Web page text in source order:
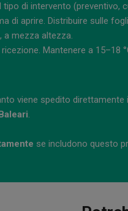
tipo di intervento
di aprire. Distribuire sulle
a mezza altezza.
Mantenere a 15–18
viene spedito direttamente
.
se includono questo